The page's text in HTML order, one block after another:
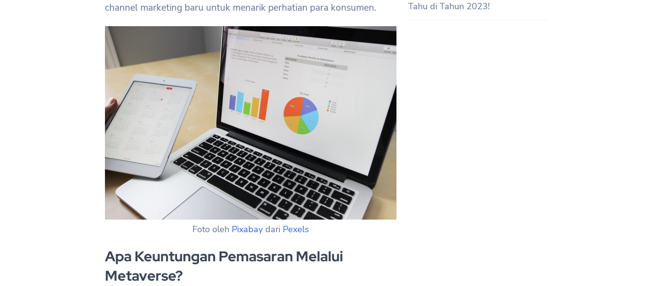
channel marketing baru untuk menarik perhatian para konsumen.
Foto oleh Pixabaydari Pexels
Apa Keuntungan Pemasaran Melalui
Metaverse?
Tahu di Tahun 2023!